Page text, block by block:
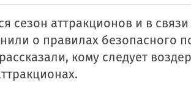
сезон аттракционов и в
о правилах безопасного
кому следует